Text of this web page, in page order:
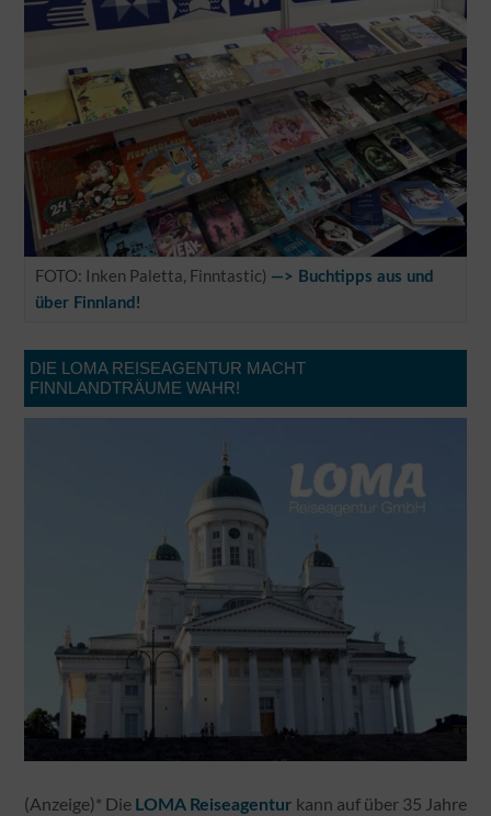
FOTO: Inken Paletta, Finntastic) —> Buchtipps aus und
über Finnland!
DIE LOMA REISEAGENTUR MACHT
FINNLANDTRÄUME WAHR!
(Anzeige)* Die LOMA Reiseagentur kann auf über 35 Jahre